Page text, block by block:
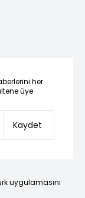
her
üye
Kaydet
uygulamasını